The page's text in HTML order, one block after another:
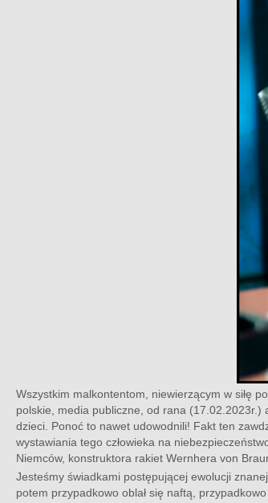
Wszystkim malkontentom, niewierzącym w siłę
polskie, media publiczne, od rana
dzieci. Ponoć to nawet udowodnili! Fakt ten
wystawiania tego człowieka na
Niemców, konstruktora rakiet Wernhera von
Jesteśmy świadkami postępującej ewolucji
potem przypadkowo oblał się naftą,